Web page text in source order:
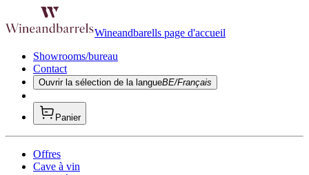
Wineandbarells page d'accueil
Showrooms/bureau
Contact
Ouvrir la sélection de la langueBE/Français
Panier
Offres
Cave à vin